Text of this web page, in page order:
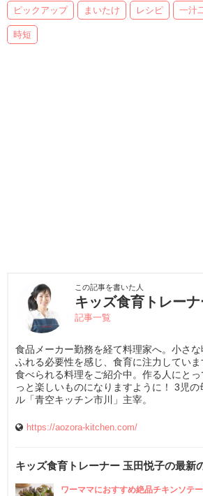
ピックアップ まいたけ レシピ 一汁
時短
この記事を書いた人
キッズ食育トレー
記事一覧
食品メーカー勤務を経て料理家へ。小さ
ふれる必要性を感じ、食育に注力していま
食べられる料理をご紹介中。作る人にと
っと楽しいものになりますように！ 3児
ル「青空キッチン市川」主宰。
https://aozora-kitchen.com/
キッズ食育トレーナー 玉田悦子の最新
ワーママにおすすめ絶品チキンソテ